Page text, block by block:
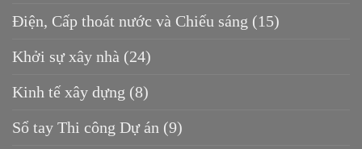
Điện, Cấp thoát nước và Chiếu sáng (15)
Khởi sự xây nhà (24)
Kinh tế xây dựng (8)
Sổ tay Thi công Dự án (9)